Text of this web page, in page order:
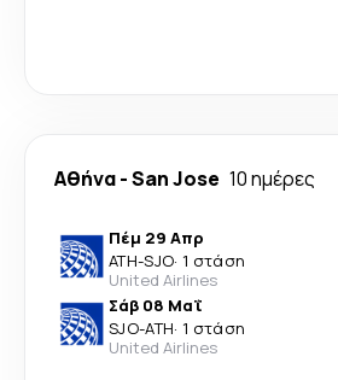
Αθήνα-San Jose 10 ημέρες
Πέμ 29 Απρ
ATH-SJO· 1 στάση
United Airlines
Σάβ 08 Μαΐ
SJO-ATH· 1 στάση
United Airlines